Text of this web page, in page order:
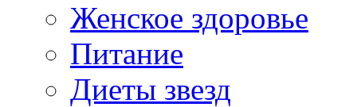
Женское здоровье
Питание
Диеты звезд